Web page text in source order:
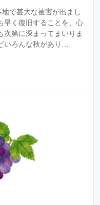
で甚大な被害が出まし
早く復旧することを、心
次第に深まってまいりま
いろんな秋があり…